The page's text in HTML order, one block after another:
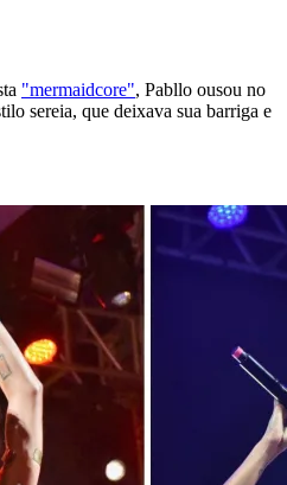
"mermaidcore", Pabllo ousou no
sereia, que deixava sua barriga e